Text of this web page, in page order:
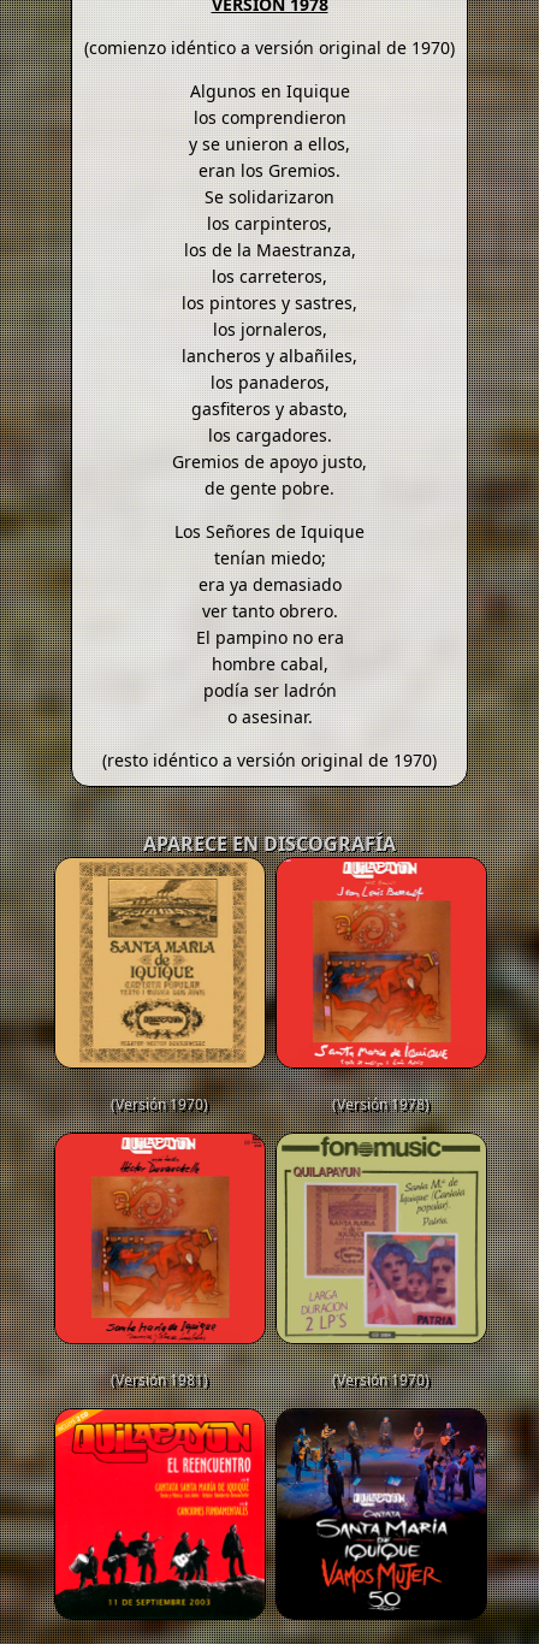
(comienzo idéntico a versión original de 1970)
Algunos en Iquique
los comprendieron
y se unieron a ellos,
eran los Gremios.
Se solidarizaron
los carpinteros,
los de la Maestranza,
los carreteros,
los pintores y sastres,
los jornaleros,
lancheros y albañiles,
los panaderos,
gasfiteros y abasto,
los cargadores.
Gremios de apoyo justo,
de gente pobre.
Los Señores de Iquique
tenían miedo;
era ya demasiado
ver tanto obrero.
El pampino no era
hombre cabal,
podía ser ladrón
o asesinar.
(resto idéntico a versión original de 1970)
APARECE EN DISCOGRAFÍA
(Versión 1970) (Versión 1978)
(Versión 1981) (Versión 1970)